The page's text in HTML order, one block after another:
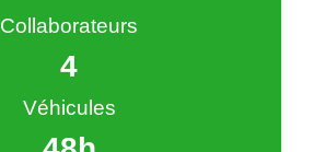
Collaborateurs
Véhicules
4